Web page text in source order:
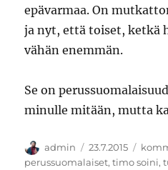
epävarmaa. On
ja nyt, että toiset, ketkä
vähän enemmän.
Se on
minulle mitään, mutta
Kirjoittaja
admin Julkaistu
23.7.2015
perussuomalaiset,timo soini,